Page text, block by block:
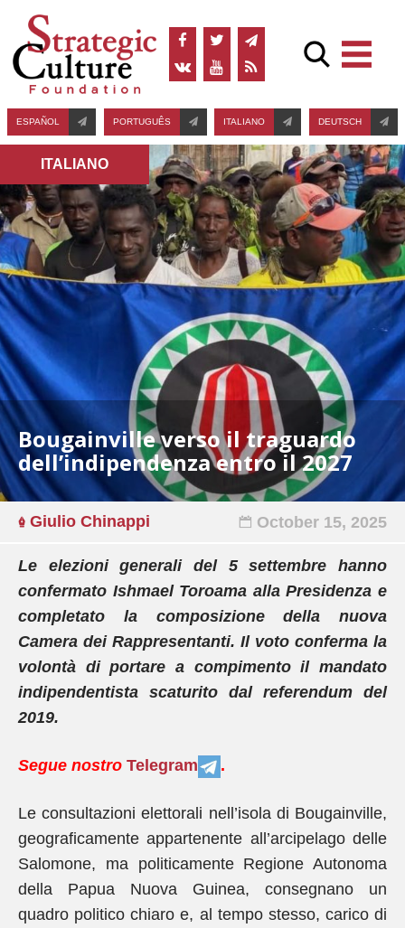
ESPAÑOL PORTUGUÊS ITALIANO DEUTSCH
ITALIANO
Bougainville verso il traguardo
dell’indipendenza entro il 2027
Giulio Chinappi October 15, 2025
Le elezioni generali del 5 settembre hanno
confermato Ishmael Toroama alla Presidenza e
completato la composizione della nuova
Camera dei Rappresentanti. Il voto conferma la
volontà di portare a compimento il mandato
indipendentista scaturito dal referendum del
2019.
Segue nostro Telegram .
Le consultazioni elettorali nell’isola di Bougainville,
geograficamente appartenente all’arcipelago delle
Salomone, ma politicamente Regione Autonoma
della Papua Nuova Guinea, consegnano un
quadro politico chiaro e, al tempo stesso, carico di